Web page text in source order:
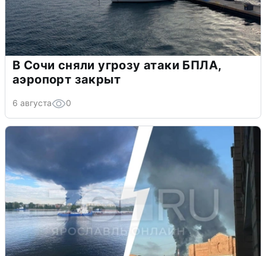
В Сочи сняли угрозу атаки БПЛА,
аэропорт закрыт
6 августа 0